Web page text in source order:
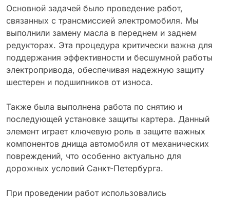
Основной задачей было проведение работ,
связанных с трансмиссией электромобиля. Мы
выполнили замену масла в переднем и заднем
редукторах. Эта процедура критически важна для
поддержания эффективности и бесшумной работы
электропривода, обеспечивая надежную защиту
шестерен и подшипников от износа.
Также была выполнена работа по снятию и
последующей установке защиты картера. Данный
элемент играет ключевую роль в защите важных
компонентов днища автомобиля от механических
повреждений, что особенно актуально для
дорожных условий Санкт-Петербурга.
При проведении работ использовались